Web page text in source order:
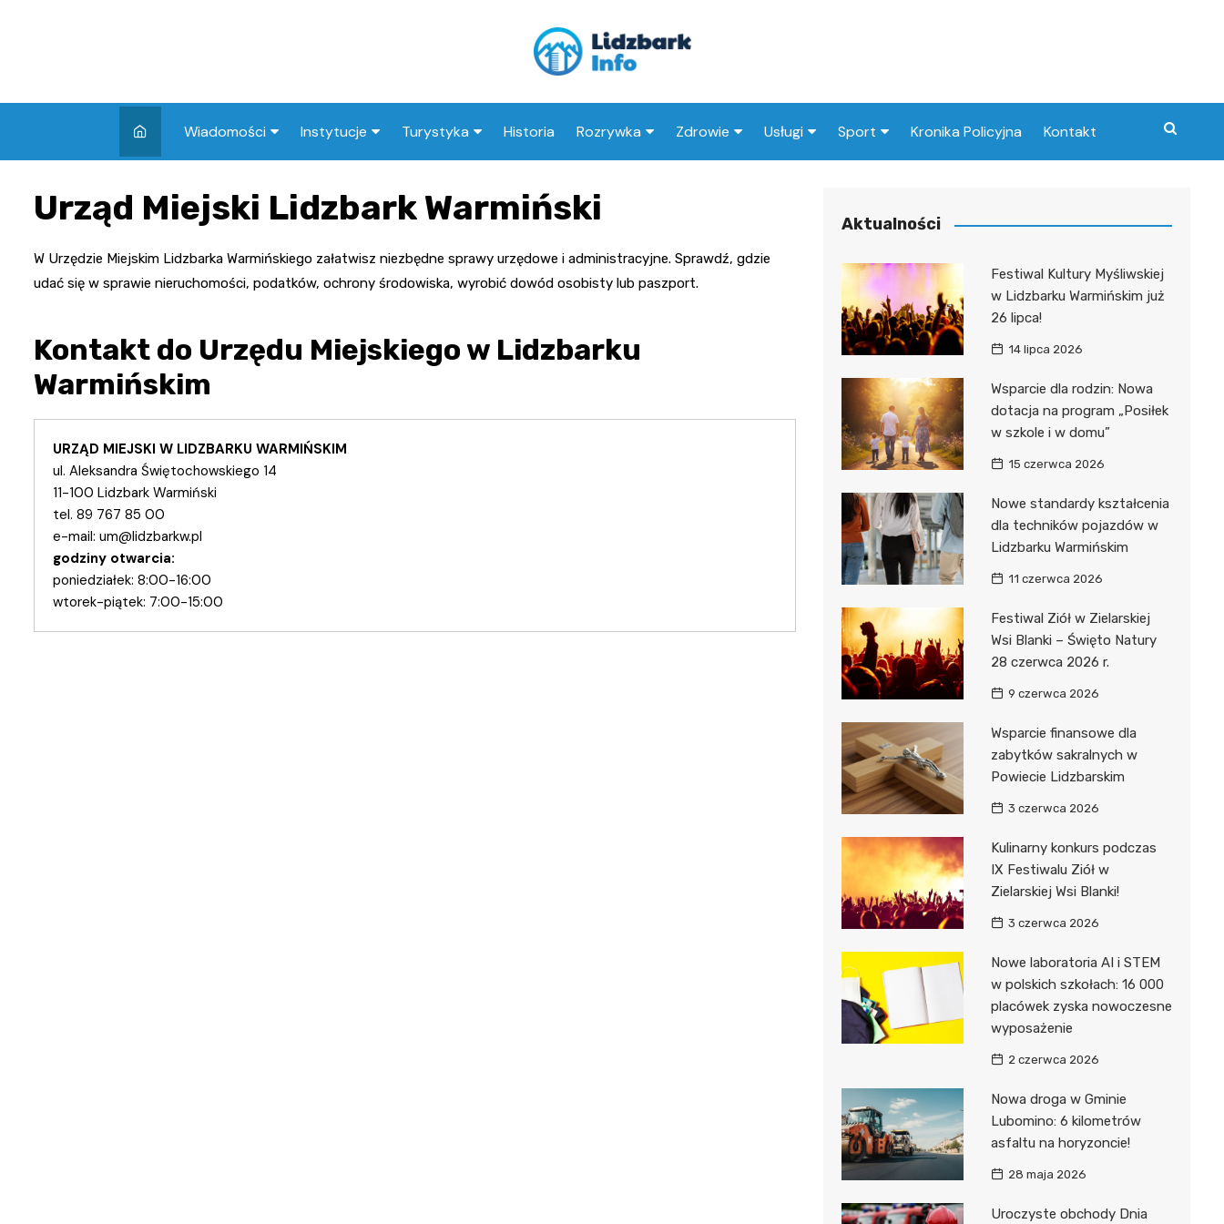
Wiadomości
Miasto
Turystyka
Wypadek
Pozostałe
Teksty
Instytucje
Urząd Miejski
Urząd Skarbowy
ZUS
Straż Miejska
Turystyka
Warto zobaczyć
Historia Rozrywka
Wesele
Biblioteki
Kino
Zdrowie
Szpital
Przychodnie
Usługi Sport Kronika Policyjna Kontakt
Urząd Miejski Lidzbark Warmiński
W Urzędzie Miejskim Lidzbarka Warmińskiego załatwisz niezbędne sprawy urzędowe i administracyjne. Sprawdź, gdzie
udać się w sprawie nieruchomości, podatków, ochrony środowiska, wyrobić dowód osobisty lub paszport.
Kontakt do Urzędu Miejskiego w Lidzbarku
Warmińskim
URZĄD MIEJSKI W LIDZBARKU WARMIŃSKIM
ul. Aleksandra Świętochowskiego 14
11-100 Lidzbark Warmiński
tel. 89 767 85 00
e-mail: um@lidzbarkw.pl
godziny otwarcia:
poniedziałek: 8:00-16:00
wtorek-piątek: 7:00-15:00
Aktualności
Festiwal Kultury Myśliwskiej
w Lidzbarku Warmińskim już
26 lipca!
14 lipca 2026
Wsparcie dla rodzin: Nowa
dotacja na program „Posiłek
w szkole i w domu”
15 czerwca 2026
Nowe standardy kształcenia
dla techników pojazdów w
Lidzbarku Warmińskim
11 czerwca 2026
Festiwal Ziół w Zielarskiej
Wsi Blanki – Święto Natury
28 czerwca 2026 r.
9 czerwca 2026
Wsparcie finansowe dla
zabytków sakralnych w
Powiecie Lidzbarskim
3 czerwca 2026
Kulinarny konkurs podczas
IX Festiwalu Ziół w
Zielarskiej Wsi Blanki!
3 czerwca 2026
Nowe laboratoria AI i STEM
w polskich szkołach: 16 000
placówek zyska nowoczesne
wyposażenie
2 czerwca 2026
Nowa droga w Gminie
Lubomino: 6 kilometrów
asfaltu na horyzoncie!
28 maja 2026
Uroczyste obchody Dnia